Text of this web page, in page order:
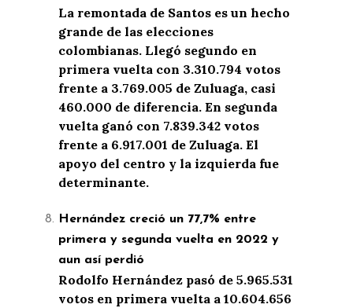
La remontada de Santos es un hecho
grande de las elecciones
colombianas. Llegó segundo en
primera vuelta con 3.310.794 votos
frente a 3.769.005 de Zuluaga, casi
460.000 de diferencia. En segunda
vuelta ganó con 7.839.342 votos
frente a 6.917.001 de Zuluaga. El
apoyo del centro y la izquierda fue
determinante.
Hernández creció un 77,7% entre
primera y segunda vuelta en 2022 y
aun así perdió
Rodolfo Hernández pasó de 5.965.531
votos en primera vuelta a 10.604.656